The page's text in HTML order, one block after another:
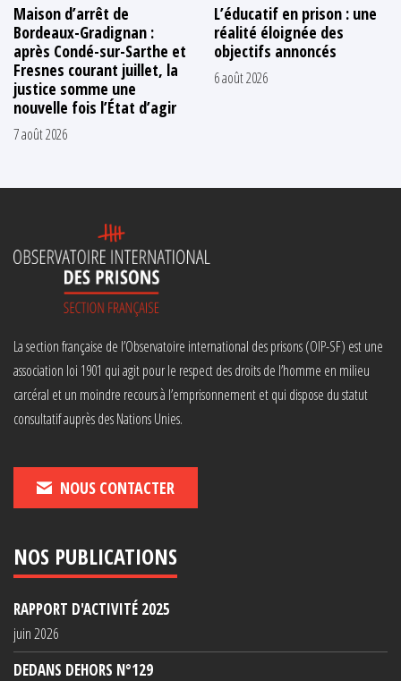
Maison d’arrêt de
Bordeaux-Gradignan :
après Condé-sur-Sarthe et
Fresnes courant juillet, la
justice somme une
nouvelle fois l’État d’agir
7 août 2026
L’éducatif en prison : une
réalité éloignée des
objectifs annoncés
6 août 2026
La section française de l’Observatoire international des prisons (OIP-SF) est une
association loi 1901 qui agit pour le respect des droits de l’homme en milieu
carcéral et un moindre recours à l’emprisonnement et qui dispose du statut
consultatif auprès des Nations Unies.
NOUS CONTACTER
NOS PUBLICATIONS
RAPPORT D'ACTIVITÉ 2025
juin 2026
DEDANS DEHORS N°129